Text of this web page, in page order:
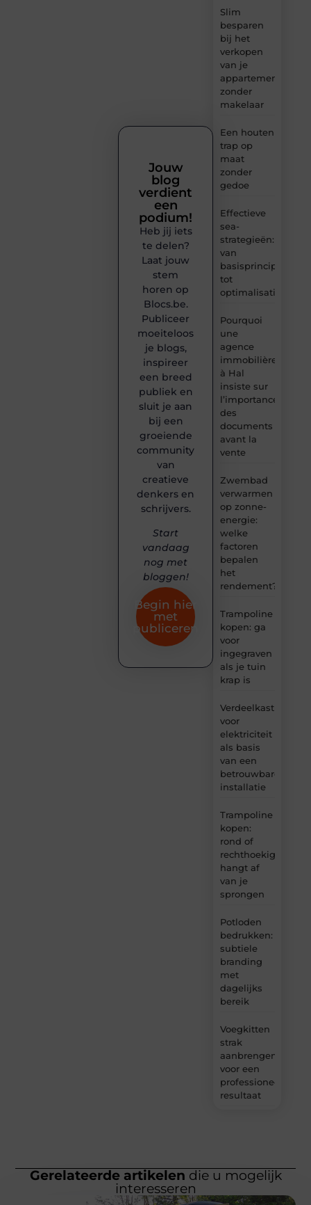
Slim
besparen
bij het
verkopen
van je
appartement
zonder
makelaar
Een houten
trap op
maat
zonder
gedoe
Effectieve
sea-
strategieën:
van
basisprincipes
tot
optimalisatie
Pourquoi
une
agence
immobilière
à Hal
insiste sur
l’importance
des
documents
avant la
vente
Zwembad
verwarmen
op zonne-
energie:
welke
factoren
bepalen
het
rendement?
Trampoline
kopen: ga
voor
ingegraven
als je tuin
krap is
Verdeelkast
voor
elektriciteit
als basis
van een
betrouwbare
installatie
Trampoline
kopen:
rond of
rechthoekig
hangt af
van je
sprongen
Potloden
bedrukken:
subtiele
branding
met
dagelijks
bereik
Voegkitten
strak
aanbrengen
voor een
professioneel
resultaat
Jouw
blog
verdient
een
podium!
Heb jij iets
te delen?
Laat jouw
stem
horen op
Blocs.be.
Publiceer
moeiteloos
je blogs,
inspireer
een breed
publiek en
sluit je aan
bij een
groeiende
community
van
creatieve
denkers en
schrijvers.
Start
vandaag
nog met
bloggen!
Begin hier
met
publiceren
Gerelateerde artikelen die u mogelijk
interesseren